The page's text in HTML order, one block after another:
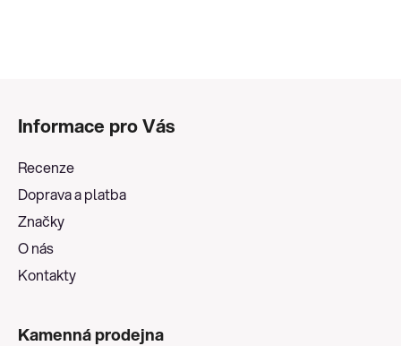
Informace pro Vás
Recenze
Doprava a platba
Značky
O nás
Kontakty
Kamenná prodejna